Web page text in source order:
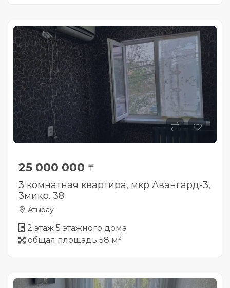
25 000 000 ₸
3 комнатная квартира, мкр Авангард-3,
3микр. 38
Атырау
2 этаж 5 этажного дома
общая площадь 58 м2